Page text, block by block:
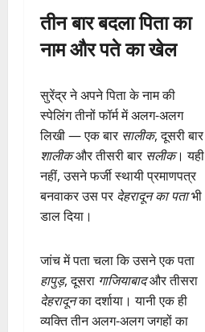
तीन बार बदला पिता का
नाम और पते का खेल
सुरेंद्र ने अपने पिता के नाम की
स्पेलिंग तीनों फॉर्म में अलग-अलग
लिखी — एक बार सालीक, दूसरी बार
शालीकऔर तीसरी बार सलीक। यही
नहीं, उसने फर्जी स्थायी प्रमाणपत्र
बनवाकर उस पर देहरादून का पताभी
डाल दिया।
जांच में पता चला कि उसने एक पता
हापुड़, दूसरा गाजियाबादऔर तीसरा
देहरादूनका दर्शाया। यानी एक ही
व्यक्ति तीन अलग-अलग जगहों का